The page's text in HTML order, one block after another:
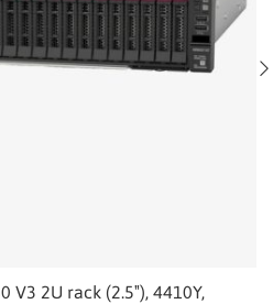
V3 2U rack (2.5″), 4410Y,